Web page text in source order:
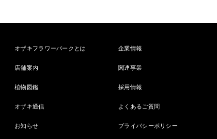
オザキフラワーパークとは
店舗案内
植物図鑑
オザキ通信
お知らせ
企業情報
関連事業
採用情報
よくあるご質問
プライバシーポリシー